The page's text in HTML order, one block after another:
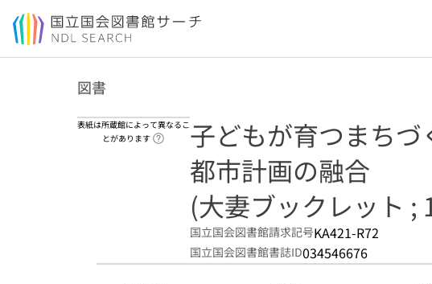
本文へ移動
図書
表紙は所蔵館によって異なるこ
とがあります
ヘルプページへのリンク
子どもが育つまちづ
都市計画の融合
(大妻ブックレット ;
国立国会図書館請求記号KA421-R72
国立国会図書館書誌ID034546676